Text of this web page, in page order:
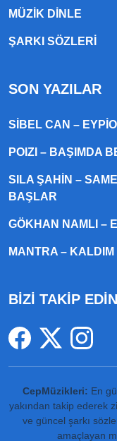
MÜZIK DINLE
ŞARKI SÖZLERI
SON YAZILAR
SIBEL CAN –
POIZI – BAŞIMDA
SILA ŞAHIN –
BAŞLAR
GÖKHAN NAMLI –
MANTRA –
BİZİ TAKİP EDİN
CepMüzikleri: En
yakından takip ederek
ve güncel şarkı
amaçlayan